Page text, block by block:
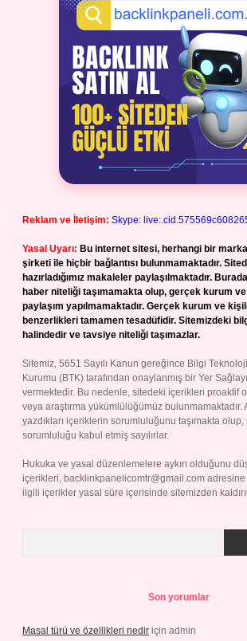
Reklam ve İletişim: Skype:
Yasal Uyarı: Bu internet sitesi, herhangi bir
şirketi ile hiçbir bağlantısı bulunmamaktadır.
hazırladığımız makaleler paylaşılmaktadır.
haber niteliği taşımamakta olup, gerçek kurum
paylaşım yapılmamaktadır. Gerçek kurum ve
benzerlikleri tamamen tesadüfidir. Sitemizdeki
halindedir ve tavsiye niteliği taşımazlar.
Sitemiz, 5651 Sayılı Kanun gereğince Bilgi
Kurumu (BTK) tarafından onaylanmış bir Yer
vermektedir. Bu nedenle, sitedeki içerikleri proaktif
veya araştırma yükümlülüğümüz bulunmamaktadır.
yazdıkları içeriklerin sorumluluğunu taşımakta
sorumluluğu kabul etmiş sayılırlar.
Hukuka ve yasal düzenlemelere aykırı olduğunu
içerikleri, backlinkpanelicomtr@gmail.com
ilgili içerikler yasal süre içerisinde sitemizden
Son yorumlar
Masal türü ve özellikleri nedir için admin